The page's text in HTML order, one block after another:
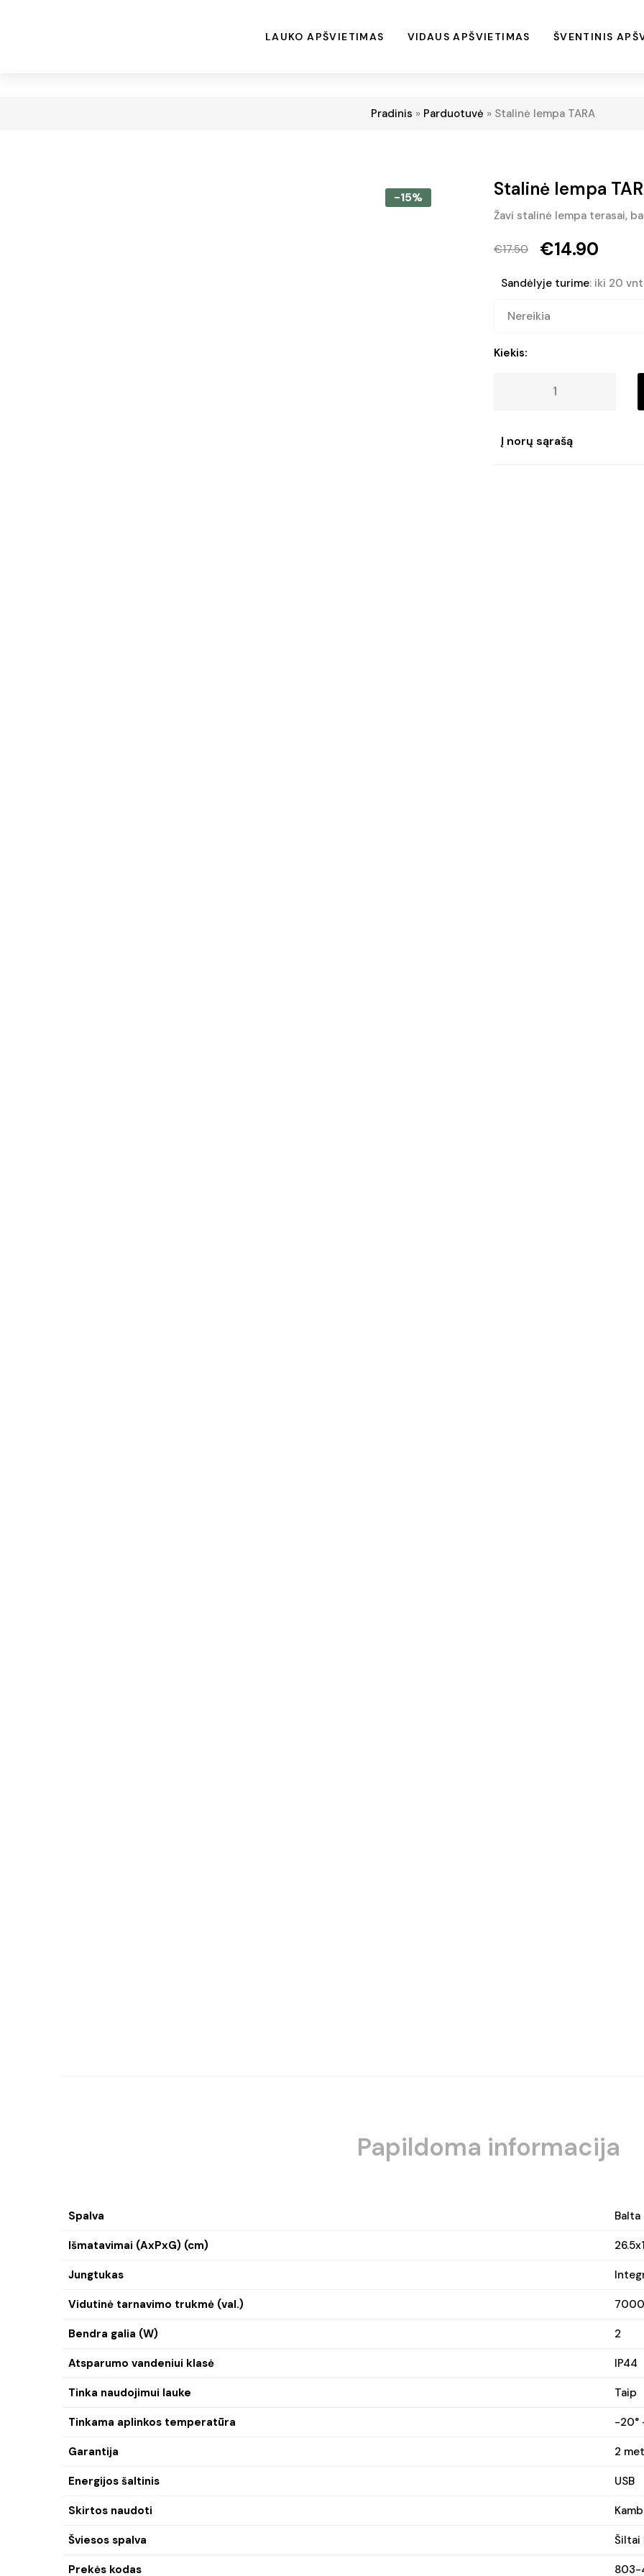
LAUKO APŠVIETIMAS VIDAUS APŠVIETIMAS ŠVENTINIS
Pradinis » Parduotuvė » Stalinė lempa TARA
-15% Stalinė lempa
Žavi stalinė lempa terasai,
€17.50
Original
price
was:
€17.50.
€14.90
Current
price
is:
€14.90.
Sandėlyje turime: iki 20
produkto
Kiekis:
Į norų sąrašą
Papildoma informacija
Spalva Balta
Išmatavimai (AxPxG) (cm)
Jungtukas
Vidutinė tarnavimo trukmė (val.) 7000
Bendra galia (W) 2
Atsparumo vandeniui klasė IP44
Tinka naudojimui lauke Taip
Tinkama aplinkos temperatūra -20°
Garantija 2
Energijos šaltinis USB
Skirtos naudoti
Šviesos spalva Šiltai
Prekės kodas 803-